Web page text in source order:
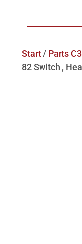
Start/ Parts
82 Switch ,